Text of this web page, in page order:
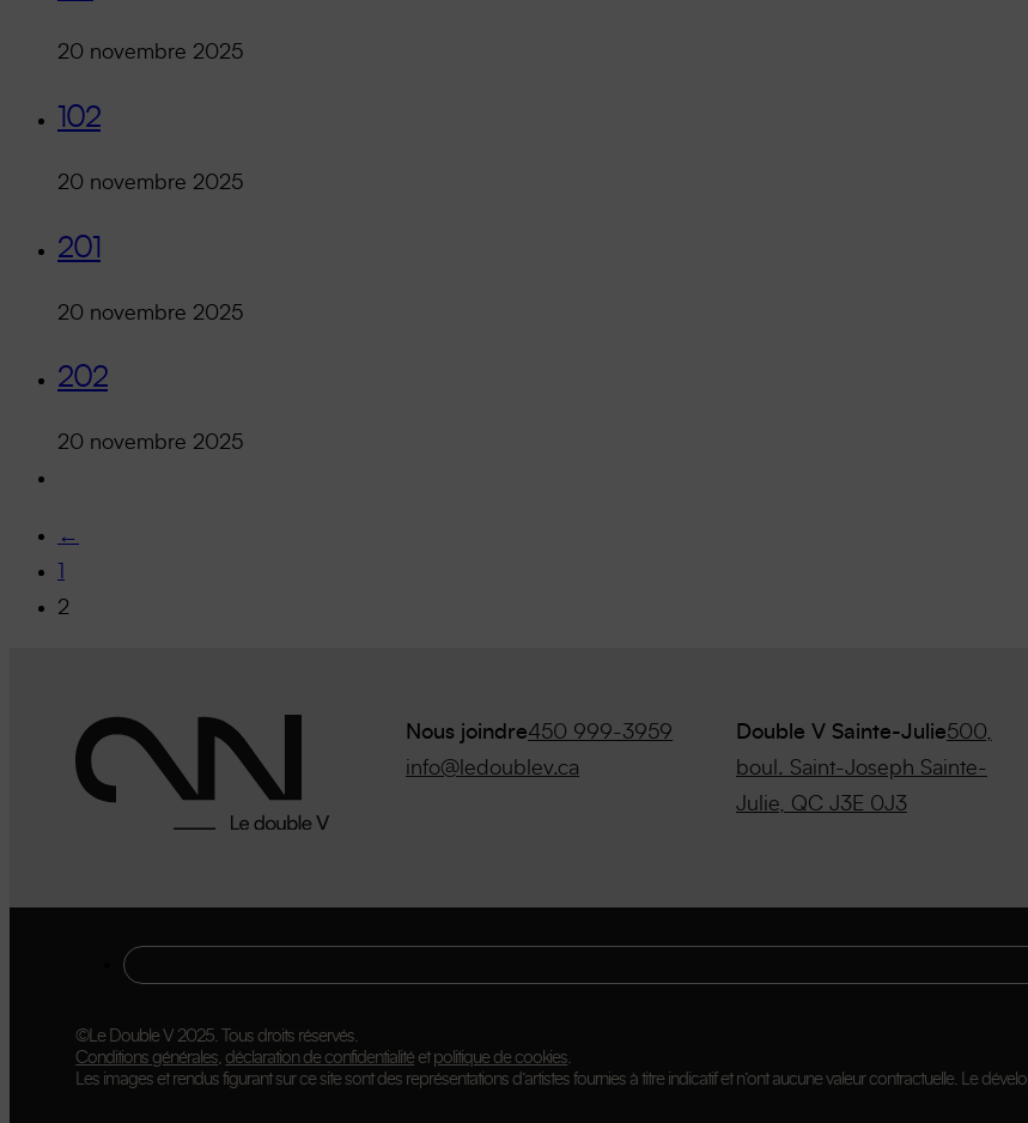
20 novembre 2025
102
20 novembre 2025
201
20 novembre 2025
202
20 novembre 2025
←
2
Nous joindre450 999-3959
info@ledoublev.ca
Double V Sainte-Julie500,
boul. Saint-Joseph Sainte-
Julie, QC J3E 0J3
©Le Double V 2025. Tous droits réservés.
Conditions générales, déclaration de confidentialité et politique de cookies.
Les images et rendus figurant sur ce site sont des représentations d’artistes fournies à titre indicatif et n’ont aucune valeur contractuelle. Le